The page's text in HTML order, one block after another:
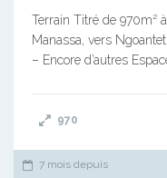
Terrain Titré de 970m²
Manassa, vers
– Encore d’autres
970
7 mois depuis